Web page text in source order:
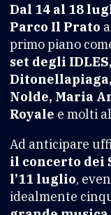
Dal 14 al 18
Parco Il Prato
primo piano
set degli
Nolde, Maria
Royale e molti
Ad anticipare
il concerto dei
l’11 luglio,
idealmente